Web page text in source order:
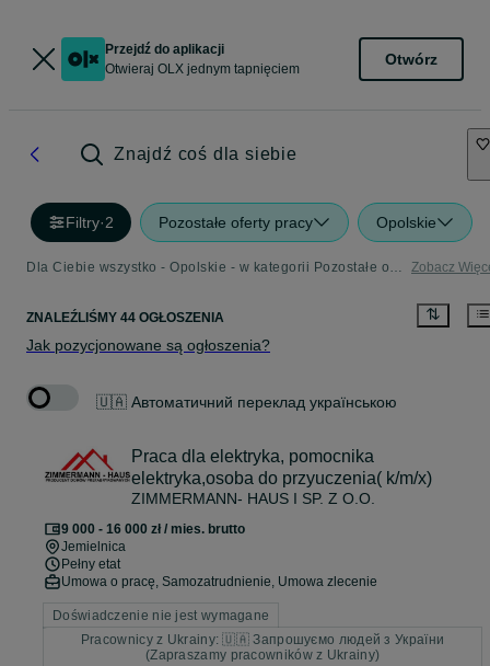
Przejdź do aplikacji
Otwieraj OLX jednym tapnięciem
Otwórz
Znajdź coś dla siebie
Filtry·2 Pozostałe oferty pracy Opolskie
Dla Ciebie wszystko - Opolskie - w kategorii Pozostałe oferty pracy Zobacz
ZNALEŹLIŚMY 44 OGŁOSZENIA
Jak pozycjonowane są ogłoszenia?
🇺🇦 Автоматичний переклад українською
Praca dla elektryka, pomocnika
elektryka,osoba do przyuczenia( k/m/x)
ZIMMERMANN- HAUS I SP. Z O.O.
9 000 - 16 000 zł / mies. brutto
Jemielnica
Pełny etat
Umowa o pracę, Samozatrudnienie, Umowa zlecenie
Doświadczenie nie jest wymagane
Pracownicy z Ukrainy: 🇺🇦 Запрошуємо людей з України
(Zapraszamy pracowników z Ukrainy)